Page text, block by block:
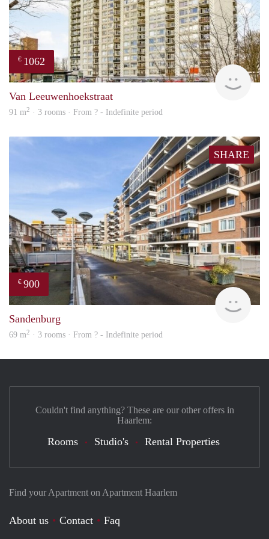
€ 1062
Van Leeuwenhoekstraat
91 m2 · 3 rooms · From ? - Indefinite period
SHARE
€ 900
Sandenburg
69 m2 · 3 rooms · From ? - Indefinite period
Find your Apartment on Apartment Haarlem
About us Contact
Faq
Couldn't find anything? These are our other offers in
Haarlem:
Rooms Studio's Rental Properties